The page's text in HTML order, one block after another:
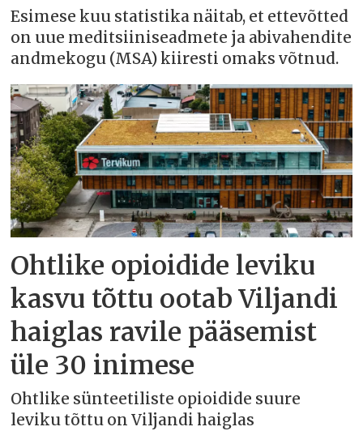
Esimese kuu statistika näitab, et ettevõtted
on uue meditsiiniseadmete ja abivahendite
andmekogu (MSA) kiiresti omaks võtnud.
Ohtlike opioidide leviku
kasvu tõttu ootab Viljandi
haiglas ravile pääsemist
üle 30 inimese
Ohtlike sünteetiliste opioidide suure
leviku tõttu on Viljandi haiglas